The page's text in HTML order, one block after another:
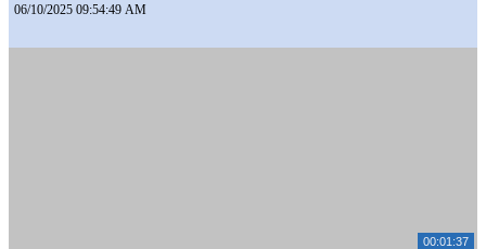
06/10/2025 09:54:49 AM
00:01:37